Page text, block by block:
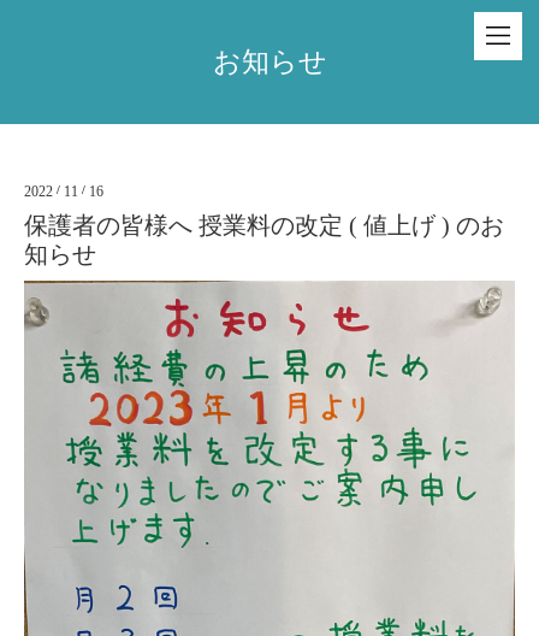
お知らせ
2022 / 11 / 16
保護者の皆様へ 授業料の改定 ( 値上げ ) のお
知らせ